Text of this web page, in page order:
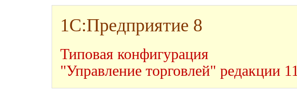
1С:Предприятие 8
Типовая конфигурация
"Управление торговлей" редакции 11